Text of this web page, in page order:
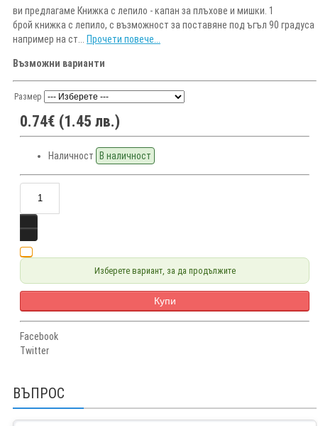
ви предлагаме Книжка с лепило - капан за плъхове и мишки. 1
брой книжка с лепило, с възможност за поставяне под ъгъл 90 градуса
например на ст... Прочети повече...
Възможни варианти
Размер
0.74€ (1.45 лв.)
Наличност В наличност
Изберете вариант, за да продължите
Купи
Facebook
Twitter
ВЪПРОС